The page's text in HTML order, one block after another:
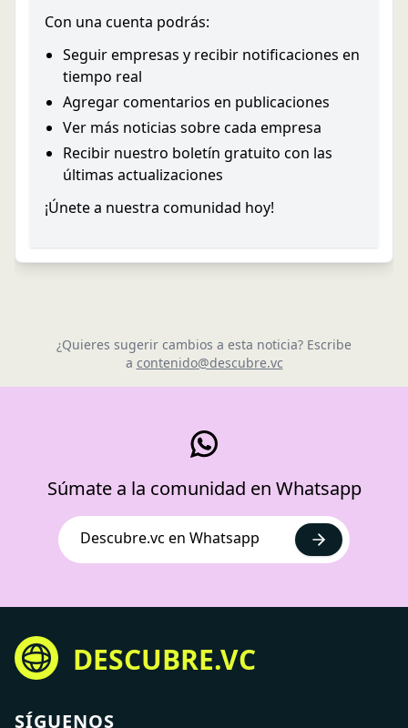
Con una cuenta podrás:
Seguir empresas y recibir notificaciones en
tiempo real
Agregar comentarios en publicaciones
Ver más noticias sobre cada empresa
Recibir nuestro boletín gratuito con las
últimas actualizaciones
¡Únete a nuestra comunidad hoy!
¿Quieres sugerir cambios a esta noticia? Escribe
a contenido@descubre.vc
Súmate a la comunidad en Whatsapp
Descubre.vc en Whatsapp
DESCUBRE.VC
SÍGUENOS